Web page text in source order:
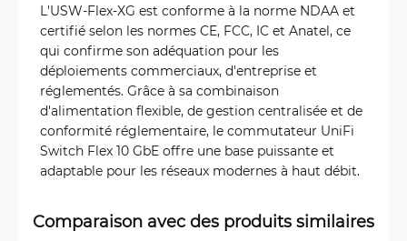
L'USW-Flex-XG est conforme à la norme NDAA et
certifié selon les normes CE, FCC, IC et Anatel, ce
qui confirme son adéquation pour les
déploiements commerciaux, d'entreprise et
réglementés. Grâce à sa combinaison
d'alimentation flexible, de gestion centralisée et de
conformité réglementaire, le commutateur UniFi
Switch Flex 10 GbE offre une base puissante et
adaptable pour les réseaux modernes à haut débit.
Comparaison avec des produits similaires